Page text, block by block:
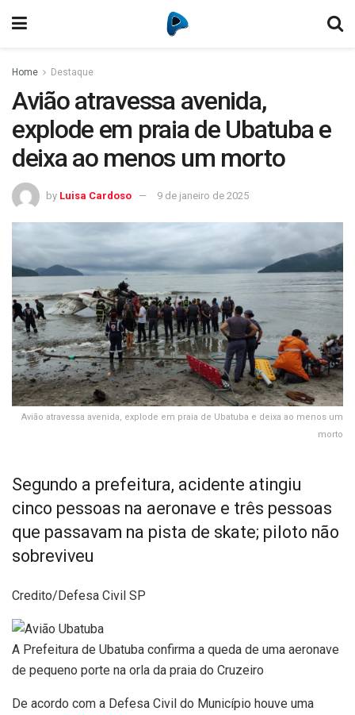
Home Destaque
Avião atravessa avenida,
explode em praia de Ubatuba e
deixa ao menos um morto
by Luisa Cardoso 9 de janeiro de 2025
Avião atravessa avenida, explode em praia de Ubatuba e deixa ao menos um
morto
Segundo a prefeitura, acidente atingiu
cinco pessoas na aeronave e três pessoas
que passavam na pista de skate; piloto não
sobreviveu
Credito/Defesa Civil SP
A Prefeitura de Ubatuba confirma a queda de uma aeronave
de pequeno porte na orla da praia do Cruzeiro
De acordo com a Defesa Civil do Município houve uma